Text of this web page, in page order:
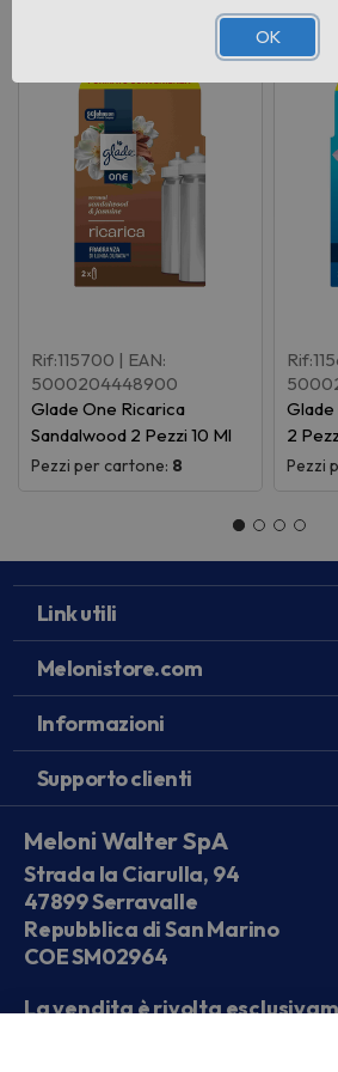
Rif:115700 | EAN:
5000204448900
Glade One Ricarica
Sandalwood 2 Pezzi 10 Ml
Pezzi per cartone: 8
2
Pezzi
Link utili
Melonistore.com
Informazioni
Supporto clienti
Meloni Walter SpA
Strada la Ciarulla, 94
47899 Serravalle
Repubblica di San Marino
COE SM02964
La vendita è rivolta
OK